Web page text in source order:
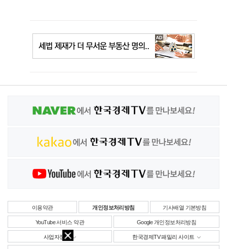
이용약관 개인정보처리방침 기사배열 기본방침
YouTube 서비스 약관 Google 개인정보처리방침
사업자정보 한국경제TV 패밀리 사이트